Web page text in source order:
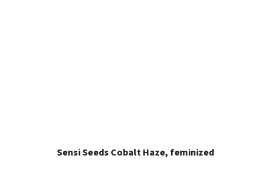
Sensi Seeds Cobalt Haze, feminized